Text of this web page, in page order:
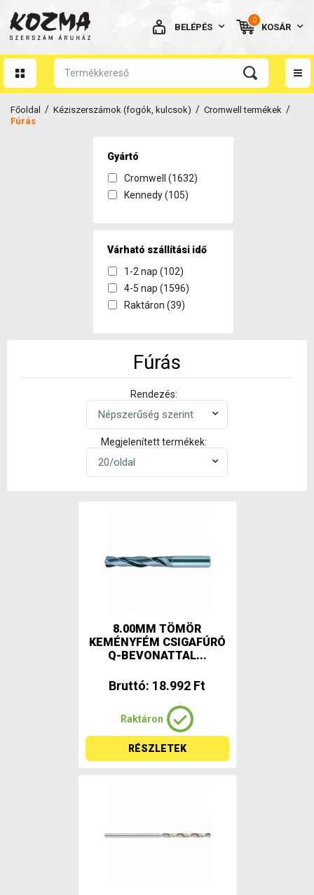
BELÉPÉS
BELÉPÉS
0
KOSÁR
Főoldal / Kéziszerszámok (fogók, kulcsok) / Cromwell termékek /
Fúrás
Gyártó
Cromwell (1632)
Kennedy (105)
Várható szállítási idő
1-2 nap (102)
4-5 nap (1596)
Raktáron (39)
Fúrás
Rendezés:
Megjelenített termékek:
8.00MM TÖMÖR
KEMÉNYFÉM CSIGAFÚRÓ
Q-BEVONATTAL...
Bruttó: 18.992 Ft
Raktáron
RÉSZLETEK